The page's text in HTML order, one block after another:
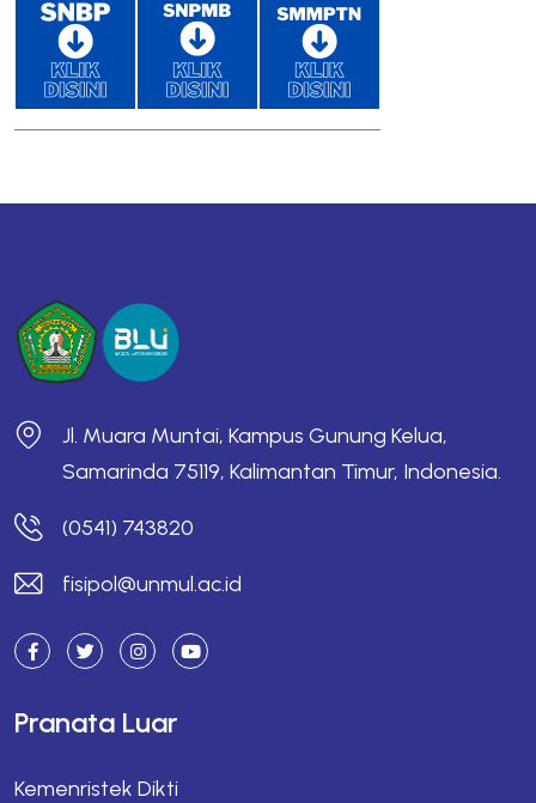
Jl. Muara Muntai, Kampus Gunung Kelua,
Samarinda 75119, Kalimantan Timur, Indonesia.
(0541) 743820
fisipol@unmul.ac.id
Pranata Luar
Kemenristek Dikti